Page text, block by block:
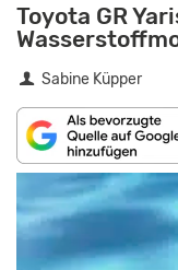
Toyota GR
Sabine Küpper